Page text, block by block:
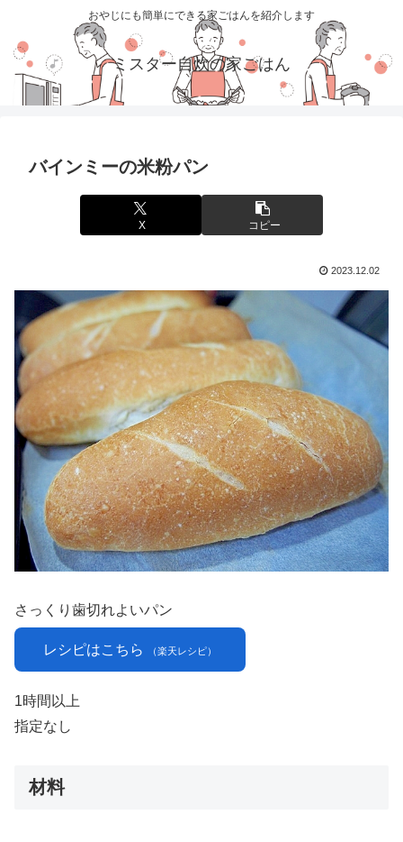
おやじにも簡単にできる家ごはんを紹介します
ミスター自炊の家ごはん
バインミーの米粉パン
X コピー
2023.12.02
さっくり歯切れよいパン
レシピはこちら （楽天レシピ）
1時間以上
指定なし
材料